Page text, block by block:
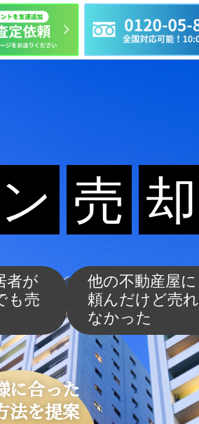
ン 売 却
者が
も売
他の不動産屋に
頼んだけど売れ
なかった
に合った
法を提案